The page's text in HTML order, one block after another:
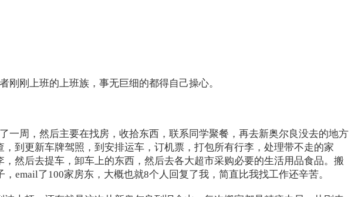
刚上班的上班族，事无巨细的都得自己操心。
周，然后主要在找房，收拾东西，联系同学聚餐，再去新奥尔良没去的地方
到更新车牌驾照，到安排运车，订机票，打包所有行李，处理带不走的家
然后去提车，卸车上的东西，然后去各大超市采购必要的生活用品食品。搬
email了100家房东，大概也就8个人回复了我，简直比我找工作还辛苦。